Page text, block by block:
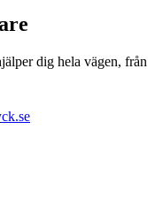
dig hela vägen, från